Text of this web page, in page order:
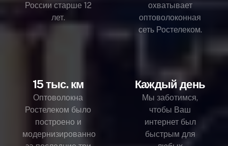
России старше 12
лет.
охватывает
оптоволоконная
сеть Ростелеком.
15 тыс. км
Оптоволокна
Ростелеком было
построено и
модернизированно
Каждый день
Мы заботимся,
чтобы Ваш
интернет был
быстрым для